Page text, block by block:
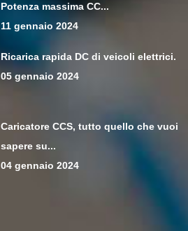
Potenza massima CC...
11 gennaio 2024
Ricarica rapida DC di veicoli elettrici.
05 gennaio 2024
Caricatore CCS, tutto quello che vuoi
sapere su...
04 gennaio 2024